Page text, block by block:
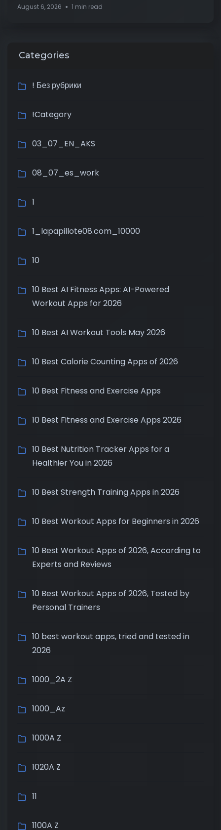
August 6, 2026 1 min read
Categories
! Без рубрики
!Category
03_07_EN_AKS
08_07_es_work
1
1_lapapillote08.com_10000
10
10 Best AI Fitness Apps: AI-Powered
Workout Apps for 2026
10 Best AI Workout Tools May 2026
10 Best Calorie Counting Apps of 2026
10 Best Fitness and Exercise Apps
10 Best Fitness and Exercise Apps 2026
10 Best Nutrition Tracker Apps for a
Healthier You in 2026
10 Best Strength Training Apps in 2026
10 Best Workout Apps for Beginners in 2026
10 Best Workout Apps of 2026, According to
Experts and Reviews
10 Best Workout Apps of 2026, Tested by
Personal Trainers
10 best workout apps, tried and tested in
2026
1000_2A Z
1000_Az
1000A Z
1020A Z
11
1100A Z